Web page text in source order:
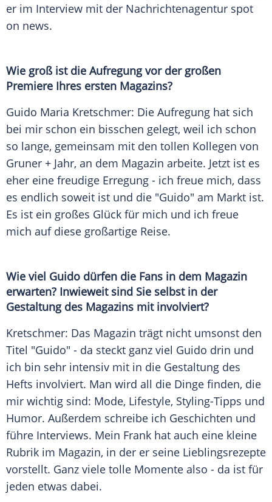
er im Interview mit der Nachrichtenagentur spot
on news.
Wie groß ist die Aufregung vor der großen
Premiere Ihres ersten Magazins?
Guido Maria Kretschmer: Die Aufregung hat sich
bei mir schon ein bisschen gelegt, weil ich schon
so lange, gemeinsam mit den tollen Kollegen von
Gruner + Jahr, an dem Magazin arbeite. Jetzt ist es
eher eine freudige Erregung - ich freue mich, dass
es endlich soweit ist und die "Guido" am Markt ist.
Es ist ein großes Glück für mich und ich freue
mich auf diese großartige Reise.
Wie viel Guido dürfen die Fans in dem Magazin
erwarten? Inwieweit sind Sie selbst in der
Gestaltung des Magazins mit involviert?
Kretschmer: Das Magazin trägt nicht umsonst den
Titel "Guido" - da steckt ganz viel Guido drin und
ich bin sehr intensiv mit in die Gestaltung des
Hefts involviert. Man wird all die Dinge finden, die
mir wichtig sind: Mode, Lifestyle, Styling-Tipps und
Humor. Außerdem schreibe ich Geschichten und
führe Interviews. Mein Frank hat auch eine kleine
Rubrik im Magazin, in der er seine Lieblingsrezepte
vorstellt. Ganz viele tolle Momente also - da ist für
jeden etwas dabei.